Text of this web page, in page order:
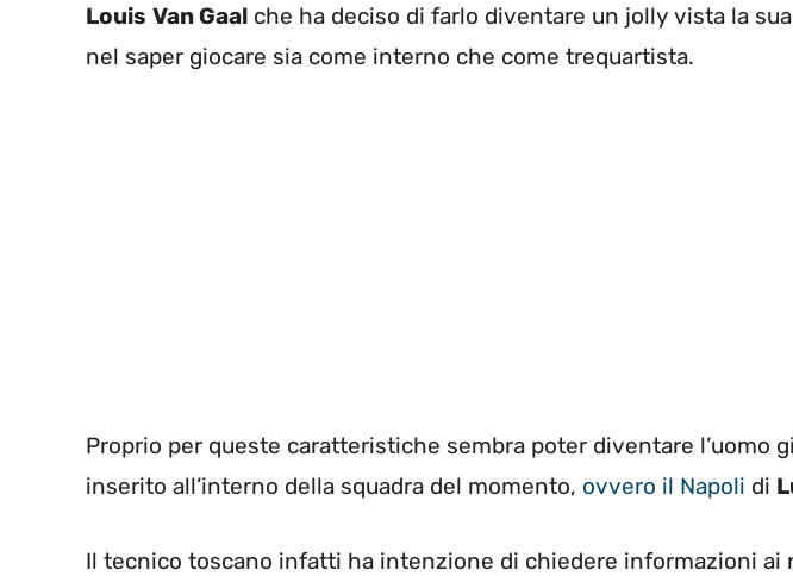
Louis Van Gaal che ha deciso di farlo diventare un jolly vista la
nel saper giocare sia come interno che come trequartista.
Proprio per queste caratteristiche sembra poter diventare l’uomo
inserito all’interno della squadra del momento, ovvero il Napoli di
Il tecnico toscano infatti ha intenzione di chiedere informazioni ai